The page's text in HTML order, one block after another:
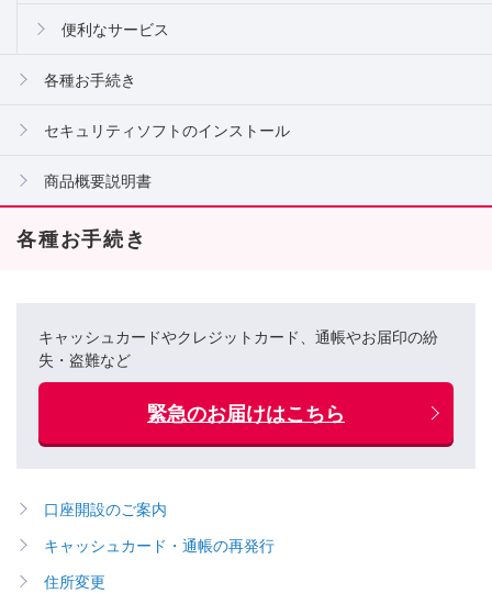
便利なサービス
各種お手続き
セキュリティソフトのインストール
商品概要説明書
各種お手続き
キャッシュカードやクレジットカード、通帳やお届印の紛
失・盗難など
緊急のお届けはこちら
口座開設のご案内
キャッシュカード・通帳の再発行
住所変更